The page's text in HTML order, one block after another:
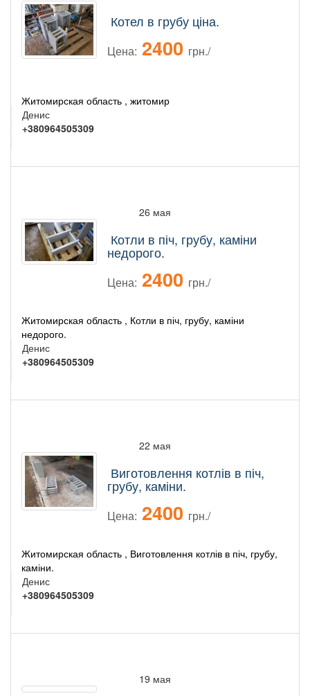
Котел в грубу ціна.
Цена: 2400 грн./
Житомирская область , житомир
Денис
+380964505309
26 мая
Котли в піч, грубу, каміни
недорого.
Цена: 2400 грн./
Житомирская область , Котли в піч, грубу, каміни
недорого.
Денис
+380964505309
22 мая
Виготовлення котлів в піч,
грубу, каміни.
Цена: 2400 грн./
Житомирская область , Виготовлення котлів в піч, грубу,
каміни.
Денис
+380964505309
19 мая